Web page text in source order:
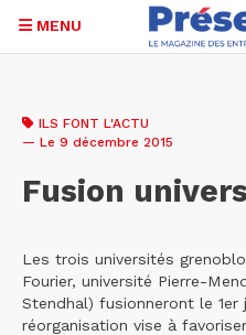
contenu
MENU
ILS FONT L'ACTU
— Le 9 décembre 2015
Fusion
Les trois universités
Fourier, université Pierre-
Stendhal) fusionneront le 1er
réorganisation vise à